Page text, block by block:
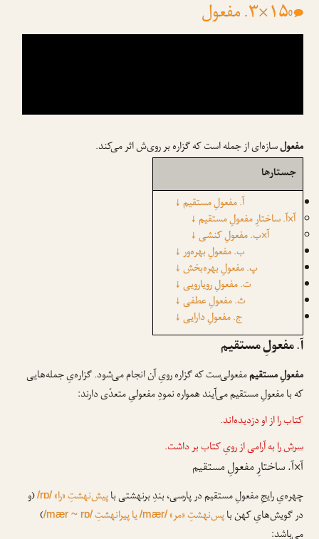
۱۵×۳. مفعول 0
مفعولسازه‌ای از جمله است که گزاره بر روی‌ش اثر می‌کند.
جستارها
آ. مفعولِ مستقیم↓
آ×آ. ساختارِ مفعولِ مستقیم↓
آ×ب. مفعولِ کنشی↓
ب. مفعولِ بهره‌ور↓
پ. مفعولِ بهره‌بخش↓
ت. مفعولِ رویارویی↓
ث. مفعولِ عطفی↓
ج. مفعولِ دارایی↓
آ. مفعولِ مستقیم
مفعولِ مستقیممفعولی‌ست که گزاره رویِ آن انجام می‌شود. گزاره‌یِ جمله‌هایی
که با مفعولِ مستقیم می‌آیند همواره نمودِ مفعولیِ متعدّی دارند:
کتاب رااز اودزدیده‌اند.
سرش رابه آرامی از رویِ کتاب بر داشت.
آ×آ. ساختارِ مفعولِ مستقیم
چهره‌یِ رایجِ مفعولِ مستقیم در پارسی، بندِ برنهشتی باپیش‌نهشتِ «را»/rɒ/(و
در گویش‌هایِ کهن باپس‌نهشتِ «مر»/mær/یا پیرانهشتِ/mær ~ rɒ/
)